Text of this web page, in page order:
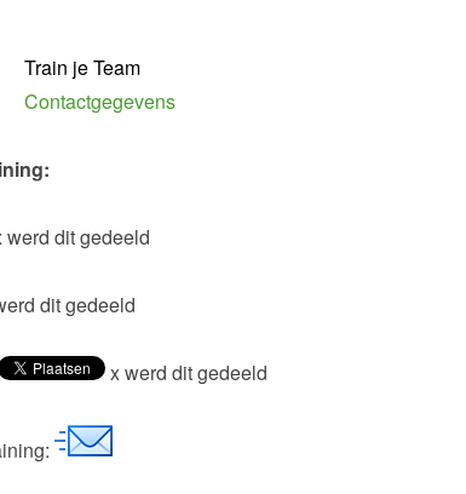
Train je Team
Contactgegevens
werd dit gedeeld
dit gedeeld
x werd dit gedeeld